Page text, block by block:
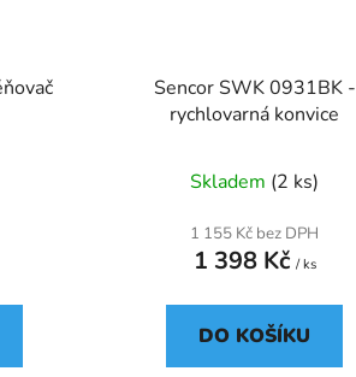
Sencor SWK 0931BK -
rychlovarná konvice
Skladem (2 ks)
1 155 Kč bez DPH
1 398 Kč / ks
DO KOŠÍKU